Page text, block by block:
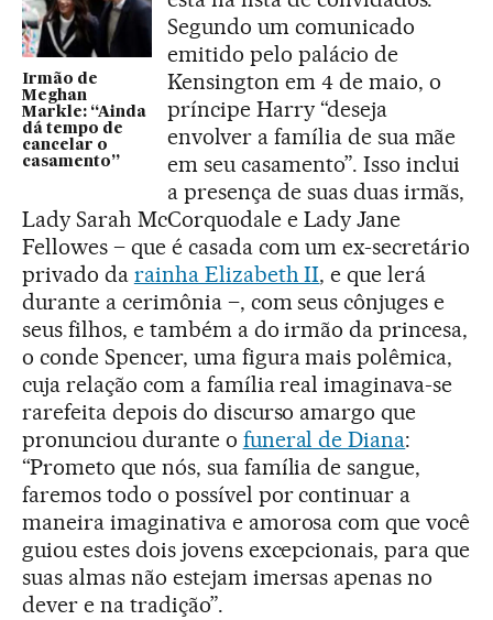
Irmão de
Meghan
Markle: “Ainda
dá tempo de
cancelar o
casamento”
Segundo um comunicado
emitido pelo palácio de
Kensington em 4 de maio, o
príncipe Harry “deseja
envolver a família de sua mãe
em seu casamento”. Isso inclui
a presença de suas duas irmãs,
Lady Sarah McCorquodale e Lady Jane
Fellowes – que é casada com um ex-secretário
privado da rainha Elizabeth II, e que lerá
durante a cerimônia –, com seus cônjuges e
seus filhos, e também a do irmão da princesa,
o conde Spencer, uma figura mais polêmica,
cuja relação com a família real imaginava-se
rarefeita depois do discurso amargo que
pronunciou durante o funeral de Diana:
“Prometo que nós, sua família de sangue,
faremos todo o possível por continuar a
maneira imaginativa e amorosa com que você
guiou estes dois jovens excepcionais, para que
suas almas não estejam imersas apenas no
dever e na tradição”.